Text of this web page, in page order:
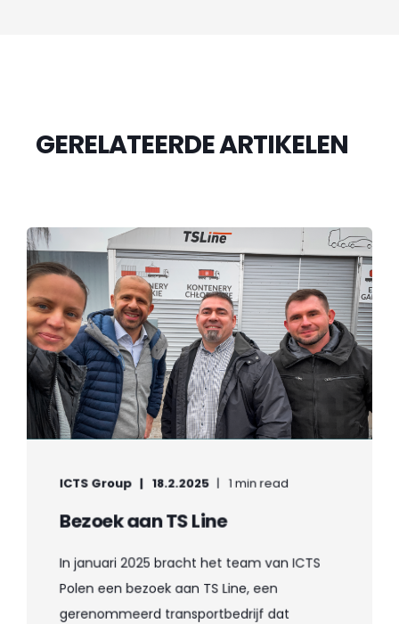
GERELATEERDE ARTIKELEN
ICTS Group 18.2.2025 1 min read
Bezoek aan TS Line
In januari 2025 bracht het team van ICTS
Polen een bezoek aan TS Line, een
gerenommeerd transportbedrijf dat